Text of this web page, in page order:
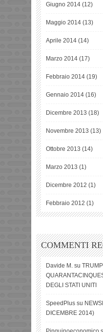
Giugno 2014 (12)
Maggio 2014 (13)
Aprile 2014 (14)
Marzo 2014 (17)
Febbraio 2014 (19)
Gennaio 2014 (16)
Dicembre 2013 (18)
Novembre 2013 (13)
Ottobre 2013 (14)
Marzo 2013 (1)
Dicembre 2012 (1)
Febbraio 2012 (1)
COMMENTI
Davide M. su TRUMP
DEGLI STATI UNITI
SpeedPlus su
DICEMBRE 2014)